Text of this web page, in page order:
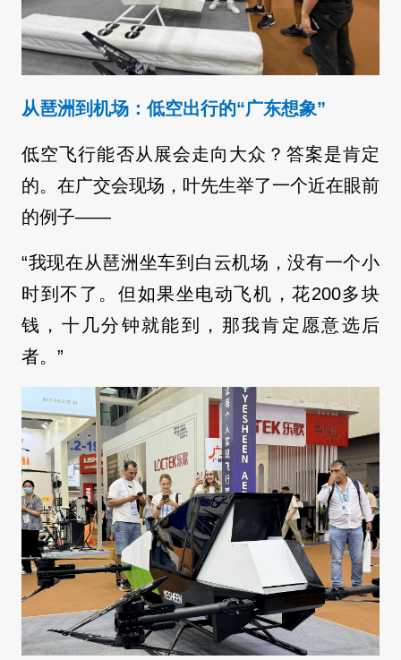
从琶洲到机场：低空出行的“广东想象”
低空飞行能否从展会走向大众？答案是肯定
的。在广交会现场，叶先生举了一个近在眼前
的例子——
“我现在从琶洲坐车到白云机场，没有一个小
时到不了。但如果坐电动飞机，花200多块
钱，十几分钟就能到，那我肯定愿意选后
者。”